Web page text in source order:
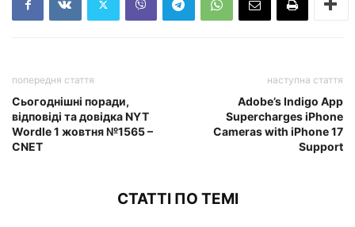
попередня стаття
Сьогоднішні поради,
відповіді та довідка NYT
Wordle 1 жовтня №1565 –
CNET
наступна стаття
Adobe’s Indigo App
Supercharges iPhone
Cameras with iPhone 17
Support
СТАТТІ ПО ТЕМІ